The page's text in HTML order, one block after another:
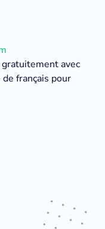
avec
français pour